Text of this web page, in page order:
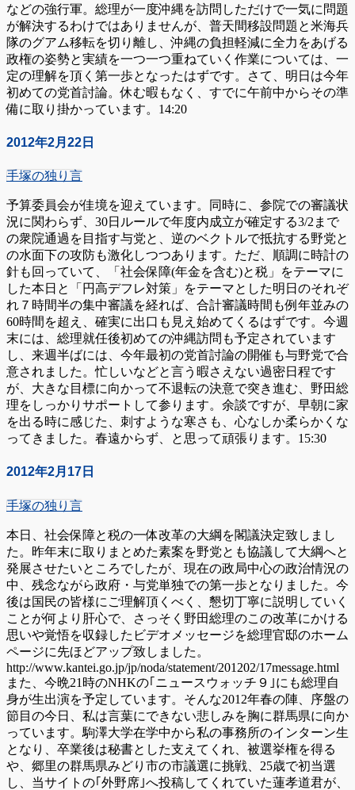
などの強行軍。総理が一度沖縄を訪問しただけで一気に問題
が解決するわけではありませんが、普天間移設問題と米海兵
隊のグアム移転を切り離し、沖縄の負担軽減に全力をあげる
政権の姿勢と実績を一つ一つ重ねていく作業については、一
定の理解を頂く第一歩となったはずです。さて、明日は今年
初めての党首討論。休む暇もなく、すでに午前中からその準
備に取り掛かっています。14:20
2012年2月22日
手塚の独り言
予算委員会が佳境を迎えています。同時に、参院での審議状
況に関わらず、30日ルールで年度内成立が確定する3/2まで
の衆院通過を目指す与党と、逆のベクトルで抵抗する野党と
の水面下の攻防も激化しつつあります。ただ、順調に時計の
針も回っていて、「社会保障(年金を含む)と税」をテーマに
した本日と「円高デフレ対策」をテーマとした明日のそれぞ
れ７時間半の集中審議を経れば、合計審議時間も例年並みの
60時間を超え、確実に出口も見え始めてくるはずです。今週
末には、総理就任後初めての沖縄訪問も予定されています
し、来週半ばには、今年最初の党首討論の開催も与野党で合
意されました。忙しいなどと言う暇さえない過密日程です
が、大きな目標に向かって不退転の決意で突き進む、野田総
理をしっかりサポートして参ります。余談ですが、早朝に家
を出る時に感じた、刺すような寒さも、心なしか柔らかくな
ってきました。春遠からず、と思って頑張ります。15:30
2012年2月17日
手塚の独り言
本日、社会保障と税の一体改革の大綱を閣議決定致しまし
た。昨年末に取りまとめた素案を野党とも協議して大綱へと
発展させたいところでしたが、現在の政局中心の政治情況の
中、残念ながら政府・与党単独での第一歩となりました。今
後は国民の皆様にご理解頂くべく、懇切丁寧に説明していく
ことが何より肝心で、さっそく野田総理のこの改革にかける
思いや覚悟を収録したビデオメッセージを総理官邸のホーム
ページに先ほどアップ致しました。
http://www.kantei.go.jp/jp/noda/statement/201202/17message.html
また、今晩21時のNHKの｢ニュースウォッチ９｣にも総理自
身が生出演を予定しています。そんな2012年春の陣、序盤の
節目の今日、私は言葉にできない悲しみを胸に群馬県に向か
っています。駒澤大学在学中から私の事務所のインターン生
となり、卒業後は秘書とした支えてくれ、被選挙権を得る
や、郷里の群馬県みどり市の市議選に挑戦、25歳で初当選
し、当サイトの｢外野席｣へ投稿してくれていた蓮孝道君が、